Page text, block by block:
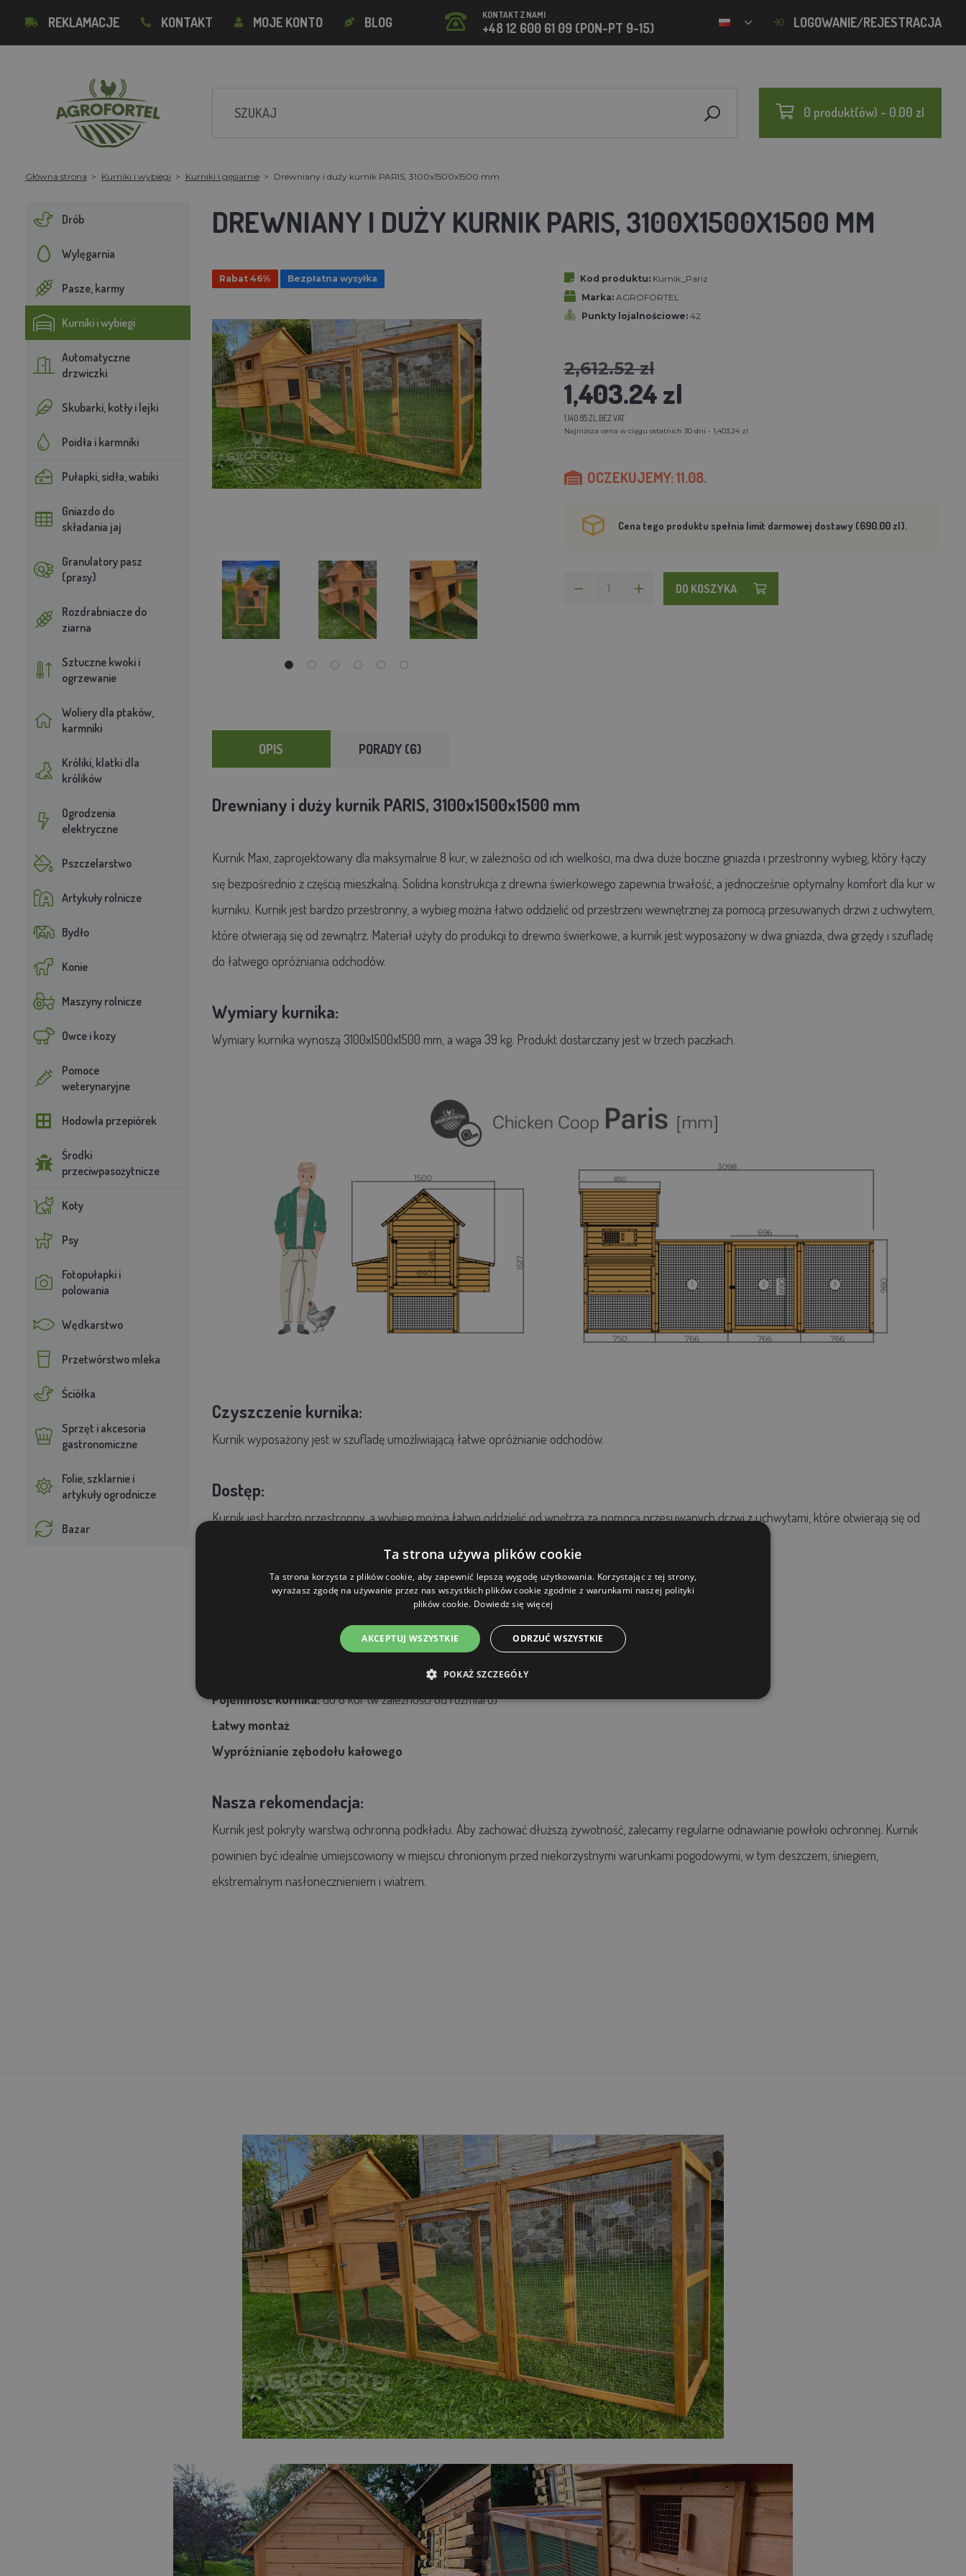
REKLAMACJE KONTAKT MOJE KONTO BLOG KONTAKT Z NAMI
+48 12 600 61 09 (PON-PT 9-15) LOGOWANIE/REJESTRACJA
0 produkt(ów) - 0.00 zl
Główna strona Kurniki i wybiegi Kurniki i gęsiarnie Drewniany i duży kurnik PARIS, 3100x1500x1500 mm
Drób
Wylęgarnia
Pasze, karmy
Kurniki i wybiegi
Automatyczne
drzwiczki
Skubarki, kotły i lejki
Poidła i karmniki
Pułapki, sidła, wabiki
Gniazdo do
składania jaj
Granulatory pasz
(prasy)
Rozdrabniacze do
ziarna
Sztuczne kwoki i
ogrzewanie
Woliery dla ptaków,
karmniki
Króliki, klatki dla
królików
Ogrodzenia
elektryczne
Pszczelarstwo
Artykuły rolnicze
Bydło
Konie
Maszyny rolnicze
Owce i kozy
Pomoce
weterynaryjne
Hodowla przepiórek
Środki
przeciwpasożytnicze
Koty
Psy
Fotopułapki i
polowania
Wędkarstwo
Przetwórstwo mleka
Ściółka
Sprzęt i akcesoria
gastronomiczne
Folie, szklarnie i
artykuły ogrodnicze
Bazar
DREWNIANY I DUŻY KURNIK PARIS, 3100X1500X1500 MM
Rabat 46% Bezpłatna wysyłka Kod produktu: Kurnik_Pariz
Marka: AGROFORTEL
Punkty lojalnościowe: 42
2,612.52 zl
1,403.24 zl
1,140.85 ZL BEZ VAT
Najniższa cena w ciągu ostatnich 30 dni - 1,403.24 zl
OCZEKUJEMY: 11.08.
Cena tego produktu spełnia limit darmowej dostawy (690.00 zl).
DO KOSZYKA
OPIS PORADY (6)
Drewniany i duży kurnik PARIS, 3100x1500x1500 mm
Kurnik Maxi, zaprojektowany dla maksymalnie 8 kur, w zależności od ich wielkości, ma dwa duże boczne gniazda i przestronny wybieg, który łączy
się bezpośrednio z częścią mieszkalną. Solidna konstrukcja z drewna świerkowego zapewnia trwałość, a jednocześnie optymalny komfort dla kur w
kurniku. Kurnik jest bardzo przestronny, a wybieg można łatwo oddzielić od przestrzeni wewnętrznej za pomocą przesuwanych drzwi z uchwytem,
które otwierają się od zewnątrz. Materiał użyty do produkcji to drewno świerkowe, a kurnik jest wyposażony w dwa gniazda, dwa grzędy i szufladę
do łatwego opróżniania odchodów.
Wymiary kurnika:
Wymiary kurnika wynoszą 3100x1500x1500 mm, a waga 39 kg. Produkt dostarczany jest w trzech paczkach.
Czyszczenie kurnika:
Kurnik wyposażony jest w szufladę umożliwiającą łatwe opróżnianie odchodów.
Dostęp:
Kurnik jest bardzo przestronny, a wybieg można łatwo oddzielić od wnętrza za pomocą przesuwanych drzwi z uchwytami, które otwierają się od
Parametry techniczne:
drewno świerkowe
3100x1500x1500 mm
Pojemność kurnika:do 8 kur (w zależności od rozmiaru)
Łatwy montaż
Wypróżnianie zębodołu kałowego
Nasza rekomendacja:
Kurnik jest pokryty warstwą ochronną podkładu. Aby zachować dłuższą żywotność, zalecamy regularne odnawianie powłoki ochronnej. Kurnik
powinien być idealnie umiejscowiony w miejscu chronionym przed niekorzystnymi warunkami pogodowymi, w tym deszczem, śniegiem,
ekstremalnym nasłonecznieniem i wiatrem.
Ta strona używa plików cookie
Ta strona korzysta z plików cookie, aby zapewnić lepszą wygodę użytkowania. Korzystając z tej strony,
wyrażasz zgodę na używanie przez nas wszystkich plików cookie zgodnie z warunkami naszej polityki
plików cookie. Dowiedz się więcej
AKCEPTUJ WSZYSTKIE ODRZUĆ WSZYSTKIE
POKAŻ SZCZEGÓŁY